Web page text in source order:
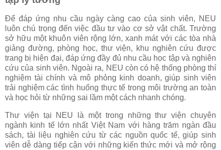
Để đáp ứng nhu cầu ngày càng cao của sinh viên, NEU
luôn chú trọng đến việc đầu tư vào cơ sở vật chất. Trường
sở hữu một khuôn viên rộng lớn, xanh mát với các tòa nhà
giảng đường, phòng học, thư viện, khu nghiên cứu được
trang bị hiện đại, đáp ứng đầy đủ nhu cầu học tập và nghiên
cứu của sinh viên. Ngoài ra, NEU còn có hệ thống phòng thí
nghiệm tài chính và mô phỏng kinh doanh, giúp sinh viên
trải nghiệm các tình huống thực tế trong môi trường an toàn
và học hỏi từ những sai lầm một cách nhanh chóng.
Thư viện tại NEU là một trong những thư viện chuyên
ngành kinh tế lớn nhất Việt Nam với hàng trăm ngàn đầu
sách, tài liệu nghiên cứu từ các nguồn quốc tế, giúp sinh
viên dễ dàng tiếp cận với những kiến thức mới và mở rộng